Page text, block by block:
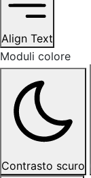
Align Text
Moduli colore
Contrasto scuro